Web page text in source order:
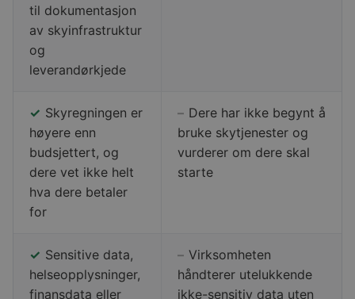
til dokumentasjon
av skyinfrastruktur
og
leverandørkjede
✓ Skyregningen er
høyere enn
budsjettert, og
dere vet ikke helt
hva dere betaler
for
– Dere har ikke begynt å
bruke skytjenester og
vurderer om dere skal
starte
✓ Sensitive data,
helseopplysninger,
finansdata eller
– Virksomheten
håndterer utelukkende
ikke-sensitiv data uten